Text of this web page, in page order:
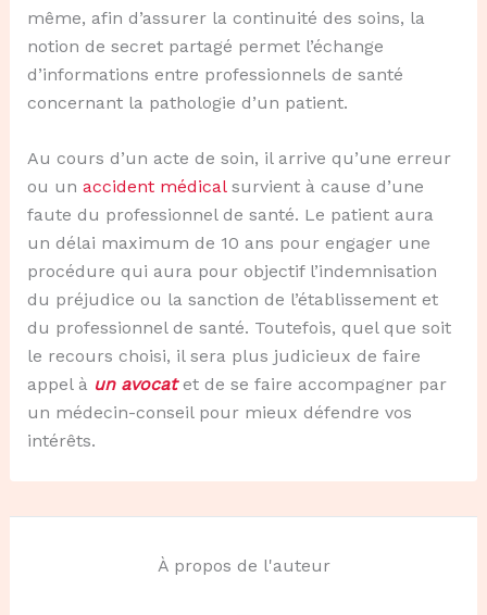
même, afin d’assurer la continuité des soins, la
notion de secret partagé permet l’échange
d’informations entre professionnels de santé
concernant la pathologie d’un patient.
Au cours d’un acte de soin, il arrive qu’une erreur
ou un accident médicalsurvient à cause d’une
faute du professionnel de santé. Le patient aura
un délai maximum de 10 ans pour engager une
procédure qui aura pour objectif l’indemnisation
du préjudice ou la sanction de l’établissement et
du professionnel de santé. Toutefois, quel que soit
le recours choisi, il sera plus judicieux de faire
appel à un avocatet de se faire accompagner par
un médecin-conseil pour mieux défendre vos
intérêts.
À propos de l'auteur